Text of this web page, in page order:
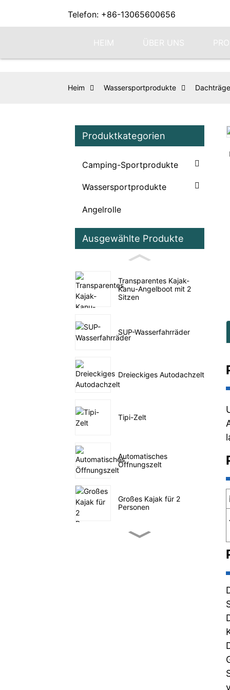
Telefon: +86-13065600656
HEIM ÜBER UNS
Heim Wassersportprodukte
Produktkategorien
Camping-Sportprodukte
Wassersportprodukte
Angelrolle
Ausgewählte Produkte
Transparentes Kajak-
Kanu-Angelboot mit 2
Sitzen
SUP-Wasserfahrräder
Dreieckiges Autodachzelt
Tipi-Zelt
Automatisches
Öffnungszelt
Großes Kajak für 2
Personen
Loading...
Loading...